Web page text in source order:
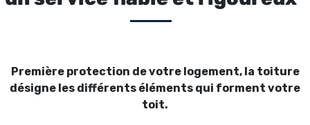
Première protection de votre logement, la toiture
désigne les différents éléments qui forment votre
toit.